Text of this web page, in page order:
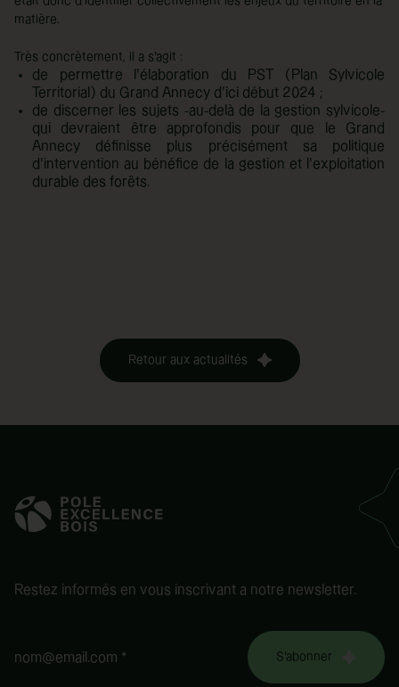
matière.
Très concrètement, il a s'agit :
de permettre l'élaboration du PST (Plan Sylvicole
Territorial) du Grand Annecy d'ici début 2024 ;
de discerner les sujets -au-delà de la gestion sylvicole-
qui devraient être approfondis pour que le Grand
Annecy définisse plus précisément sa politique
d'intervention au bénéfice de la gestion et l'exploitation
durable des forêts.
Retour aux actualités
Restez informés en vous inscrivant a notre newsletter.
nom@email.com * S'abonner